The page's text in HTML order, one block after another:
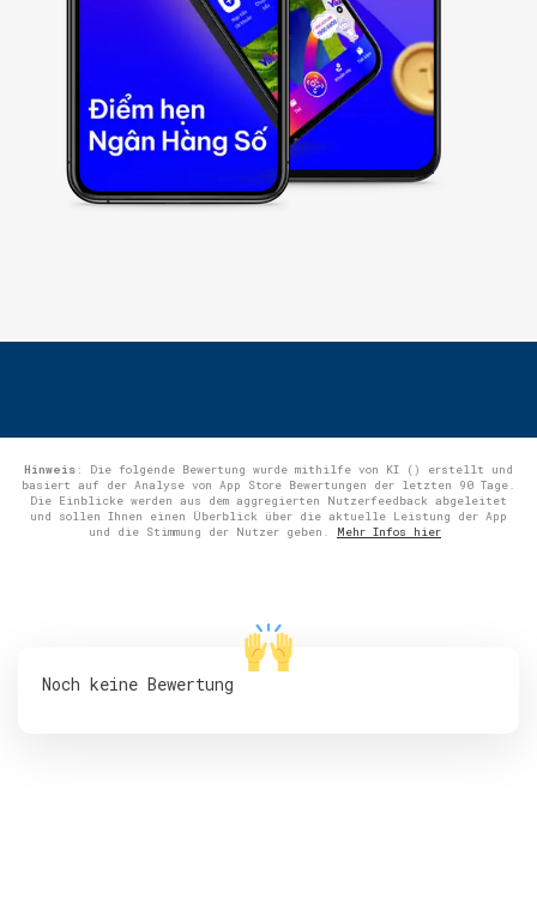
Hinweis: Die folgende Bewertung wurde mithilfe von KI () erstellt und
basiert auf der Analyse von App Store Bewertungen der letzten 90 Tage.
Die Einblicke werden aus dem aggregierten Nutzerfeedback abgeleitet
und sollen Ihnen einen Überblick über die aktuelle Leistung der App
und die Stimmung der Nutzer geben. Mehr Infos hier
Noch keine Bewertung